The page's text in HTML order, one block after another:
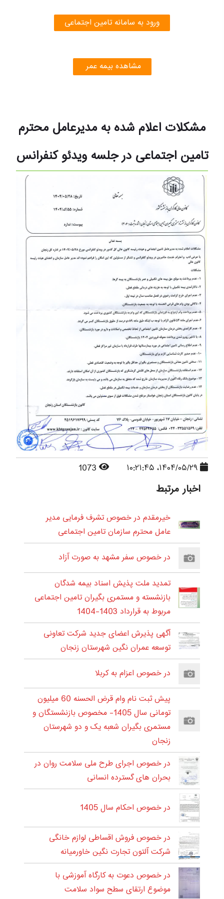
ورود به سامانه تامین اجتماعی
مشاهده بیمه عمر
مشکلات اعلام شده به مدیرعامل محترم
تامین اجتماعی در جلسه ویدئو کنفرانس
اخبار مرتبط
خیرمقدم در خصوص تشرف فرمایی مدیر
عامل محترم سازمان تامین اجتماعی
در خصوص سفر مشهد به صورت آزاد
تمدید ملت پذیش اسناد بیمه شدگان
بازنشسته و مستمری بگیران تامین اجتماعی
مربوط به قرارداد 1403-1404
آگهی پذیرش اعضای جدید شرکت تعاونی
توسعه عمران نگین شهرستان زنجان
در خصوص اعزام به کربلا
پیش ثبت نام وام قرض الحسنه 60 میلیون
تومانی سال 1405- مخصوص بازنشستگان و
مستمری بگیران شعبه یک و دو شهرستان
زنجان
در خصوص اجرای طرح ملی سلامت روان در
بحران های گسترده انسانی
در خصوص احکام سال 1405
در خصوص فروش اقساطی لوازم خانگی
شرکت آلتون تجارت نگین خاورمیانه
در خصوص دعوت به کارگاه آموزشی با
موضوع ارتقای سطح سواد سلامت